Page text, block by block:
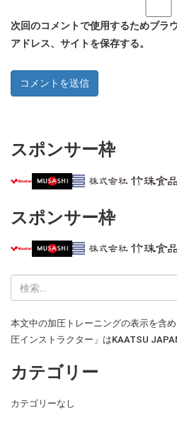
次回のコメントで使用するためブラ
アドレス、サイトを保存する。
スポンサー枠
スポンサー枠
索:
本文中の加圧トレーニングの表示を含
圧インストラクター」はKAATSU
カテゴリー
カテゴリーなし